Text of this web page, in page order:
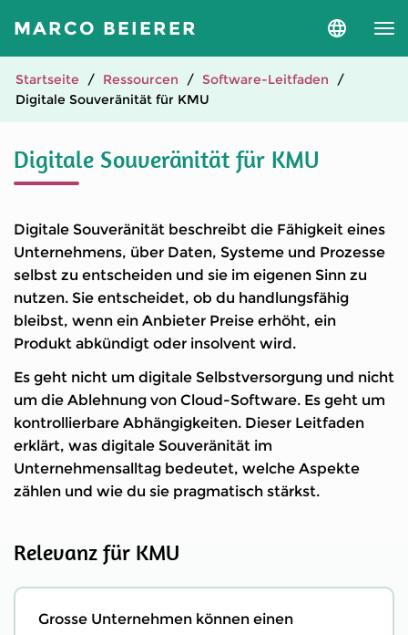
MARCO BEIERER
Sprache
Startseite Ressourcen
Software-Leitfaden
Digitale Souveränität für KMU
Digitale Souveränität für KMU
Digitale Souveränität beschreibt die Fähigkeit eines
Unternehmens, über Daten, Systeme und Prozesse
selbst zu entscheiden und sie im eigenen Sinn zu
nutzen. Sie entscheidet, ob du handlungsfähig
bleibst, wenn ein Anbieter Preise erhöht, ein
Produkt abkündigt oder insolvent wird.
Es geht nicht um digitale Selbstversorgung und nicht
um die Ablehnung von Cloud-Software. Es geht um
kontrollierbare Abhängigkeiten. Dieser Leitfaden
erklärt, was digitale Souveränität im
Unternehmensalltag bedeutet, welche Aspekte
zählen und wie du sie pragmatisch stärkst.
Relevanz für KMU
Grosse Unternehmen können einen